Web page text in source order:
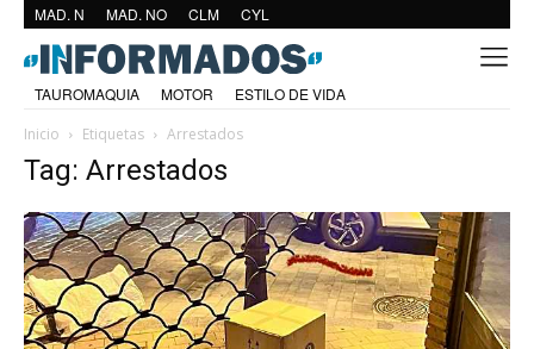
MAD. N MAD. NO CLM CYL
TAUROMAQUIA MOTOR
ESTILO DE VIDA
Inicio
Etiquetas Arrestados
Tag: Arrestados